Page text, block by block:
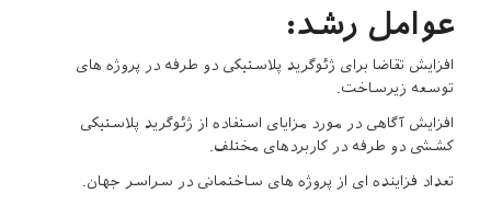
عوامل رشد:
افزایش تقاضا برای ژئوگرید پلاستیکی دو طرفه در پروژه های
توسعه زیرساخت.
افزایش آگاهی در مورد مزایای استفاده از ژئوگرید پلاستیکی
کششی دو طرفه در کاربردهای مختلف.
تعداد فزاینده ای از پروژه های ساختمانی در سراسر جهان.